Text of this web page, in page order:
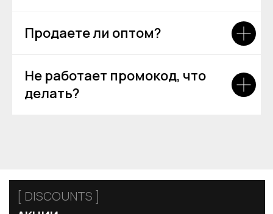
Продаете ли оптом?
Не работает промокод, что
делать?
[ CERTIFICATE]